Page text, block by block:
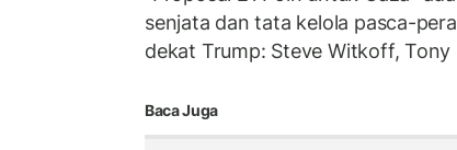
senjata dan tata kelola pasca-
dekat Trump: Steve Witkoff, Tony
Baca Juga